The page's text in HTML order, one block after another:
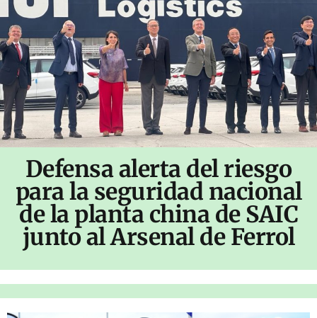
Defensa alerta del riesgo
para la seguridad nacional
de la planta china de SAIC
junto al Arsenal de Ferrol